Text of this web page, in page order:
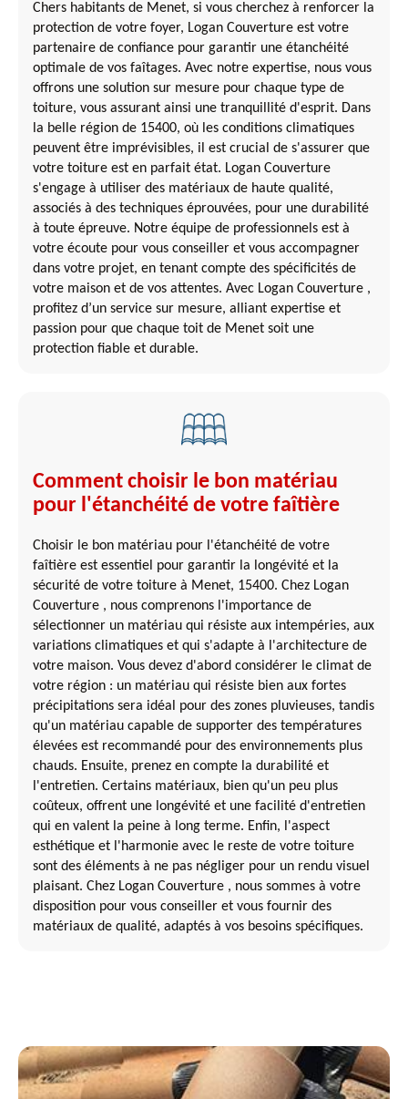
Chers habitants de Menet, si vous cherchez à renforcer la
protection de votre foyer, Logan Couverture est votre
partenaire de confiance pour garantir une étanchéité
optimale de vos faîtages. Avec notre expertise, nous vous
offrons une solution sur mesure pour chaque type de
toiture, vous assurant ainsi une tranquillité d'esprit. Dans
la belle région de 15400, où les conditions climatiques
peuvent être imprévisibles, il est crucial de s'assurer que
votre toiture est en parfait état. Logan Couverture
s'engage à utiliser des matériaux de haute qualité,
associés à des techniques éprouvées, pour une durabilité
à toute épreuve. Notre équipe de professionnels est à
votre écoute pour vous conseiller et vous accompagner
dans votre projet, en tenant compte des spécificités de
votre maison et de vos attentes. Avec Logan Couverture ,
profitez d’un service sur mesure, alliant expertise et
passion pour que chaque toit de Menet soit une
protection fiable et durable.
Comment choisir le bon matériau
pour l'étanchéité de votre faîtière
Choisir le bon matériau pour l'étanchéité de votre
faîtière est essentiel pour garantir la longévité et la
sécurité de votre toiture à Menet, 15400. Chez Logan
Couverture , nous comprenons l'importance de
sélectionner un matériau qui résiste aux intempéries, aux
variations climatiques et qui s'adapte à l'architecture de
votre maison. Vous devez d'abord considérer le climat de
votre région : un matériau qui résiste bien aux fortes
précipitations sera idéal pour des zones pluvieuses, tandis
qu'un matériau capable de supporter des températures
élevées est recommandé pour des environnements plus
chauds. Ensuite, prenez en compte la durabilité et
l'entretien. Certains matériaux, bien qu'un peu plus
coûteux, offrent une longévité et une facilité d'entretien
qui en valent la peine à long terme. Enfin, l'aspect
esthétique et l'harmonie avec le reste de votre toiture
sont des éléments à ne pas négliger pour un rendu visuel
plaisant. Chez Logan Couverture , nous sommes à votre
disposition pour vous conseiller et vous fournir des
matériaux de qualité, adaptés à vos besoins spécifiques.